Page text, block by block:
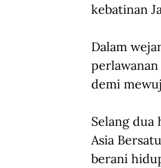
kebatinan
Dalam
demi
Selang
Asia
berani